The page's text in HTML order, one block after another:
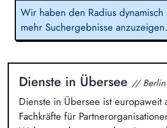
Wir haben den Radius dynamisch
mehr Suchergebnisse anzuzeigen.
Dienste in Übersee // Berlin
Dienste in Übersee ist europaweit
Fachkräfte für